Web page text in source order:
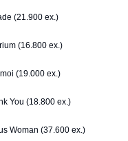
(21.900 ex.)
(16.800 ex.)
(19.000 ex.)
You (18.800 ex.)
Woman (37.600 ex.)